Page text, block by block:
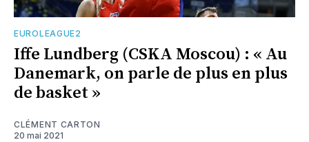
EUROLEAGUE2
Iffe Lundberg (CSKA Moscou) : « Au
Danemark, on parle de plus en plus
de basket »
CLÉMENT CARTON
20 mai 2021